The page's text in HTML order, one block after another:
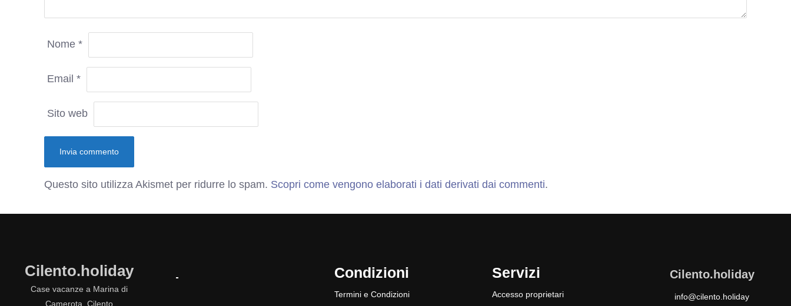
Nome *
Email *
Sito web
Questo sito utilizza Akismet per ridurre lo spam. Scopri come vengono elaborati i dati derivati dai commenti.
Cilento.holiday
Case vacanze a Marina di
Camerota, Cilento
Condizioni
Termini e Condizioni
Servizi
Accesso proprietari
Cilento.holiday
info@cilento.holiday